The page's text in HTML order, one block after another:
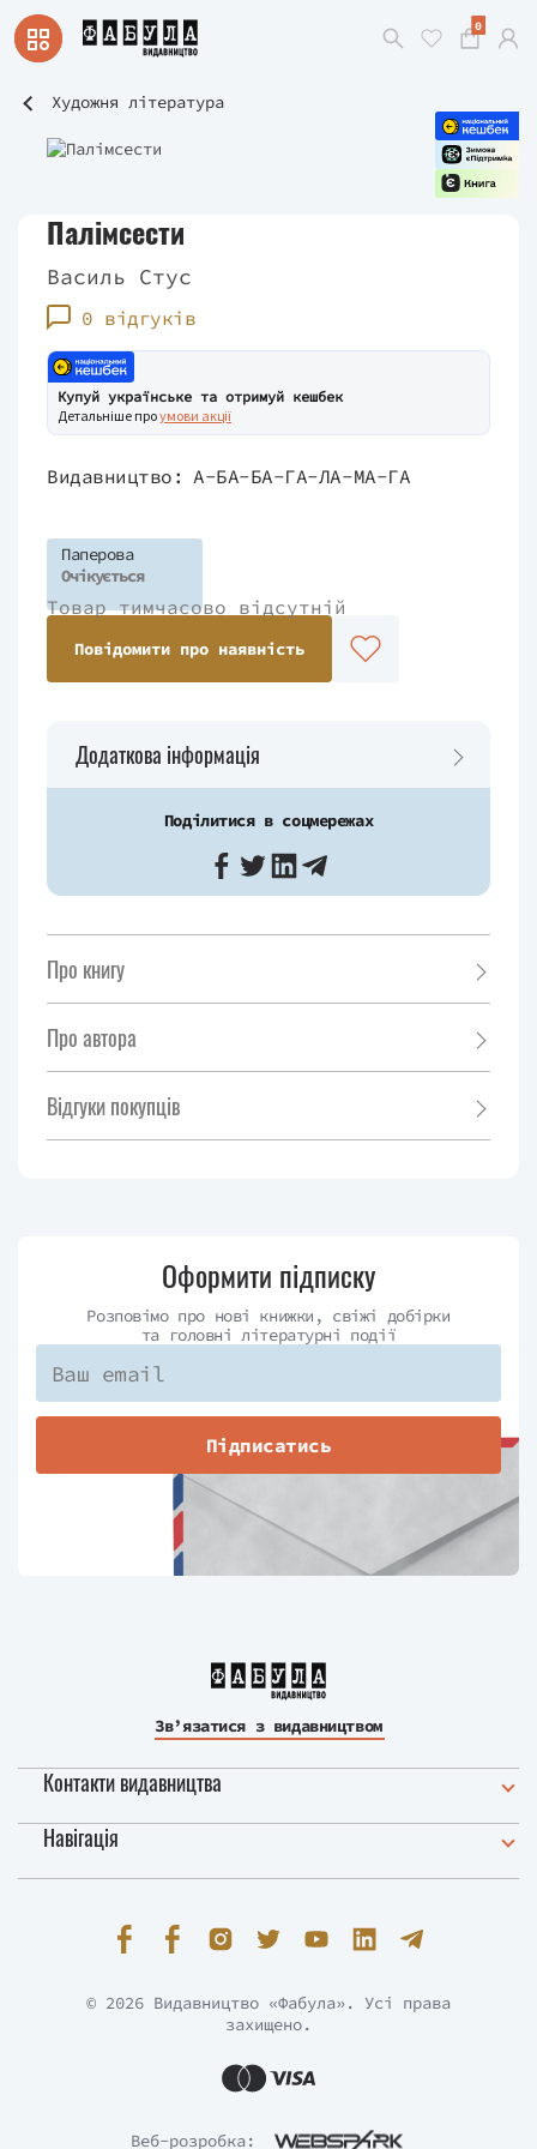
0
Художня література
Палімсести
Василь Стус
0 відгуків
Купуй українське та отримуй кешбек
Детальніше проумови акції
Видавництво: А-БА-БА-ГА-ЛА-МА-ГА
Паперова
Очікується
Товар тимчасово відсутній
Повідомити про наявність
Додаткова інформація
Поділитися в соцмережах
Про книгу
Про автора
Відгуки покупців
Оформити підписку
Розповімо про нові книжки, свіжі добірки
та головні літературні події
Підписатись
Зв’язатися з видавництвом
Контакти видавництва
Навігація
Веб-розробка:
© 2026 Видавництво «Фабула». Усі права
захищено.